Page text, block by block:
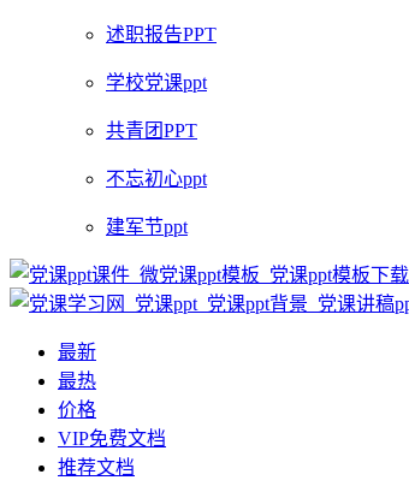
述职报告PPT
学校党课ppt
共青团PPT
不忘初心ppt
建军节ppt
最新
最热
价格
VIP免费文档
推荐文档